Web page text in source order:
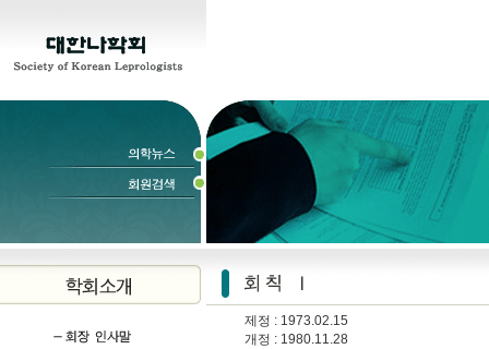
제정 : 1973.02.15
개정 : 1980.11.28